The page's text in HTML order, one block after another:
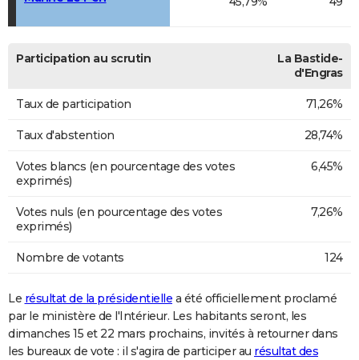
Participation au scrutin
La Bastide-
d'Engras
Taux de participation 71,26%
Taux d'abstention 28,74%
Votes blancs (en pourcentage des votes
exprimés)
6,45%
Votes nuls (en pourcentage des votes
exprimés)
7,26%
Nombre de votants 124
Le résultat de la présidentielle a été officiellement proclamé
par le ministère de l'Intérieur. Les habitants seront, les
dimanches 15 et 22 mars prochains, invités à retourner dans
les bureaux de vote : il s'agira de participer au résultat des